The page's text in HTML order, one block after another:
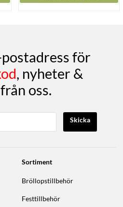
för
, nyheter &
oss.
Skicka
Sortiment
Bröllopstillbehör
Festtillbehör